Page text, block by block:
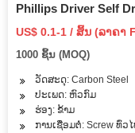
Phillips Driver Self
Quality Hex Wafer
US$ 0.1-1 / ສິ້ນ (ລາຄາ
1000 ຊິ້ນ (MOQ)
ວັດສະດຸ: Carbon Steel
ປະເພດ: ຫົວກົມ
ຮ່ອງ: ຂ້າມ
ການເຊື່ອມຕໍ່: Screw ທົ່ວໄ